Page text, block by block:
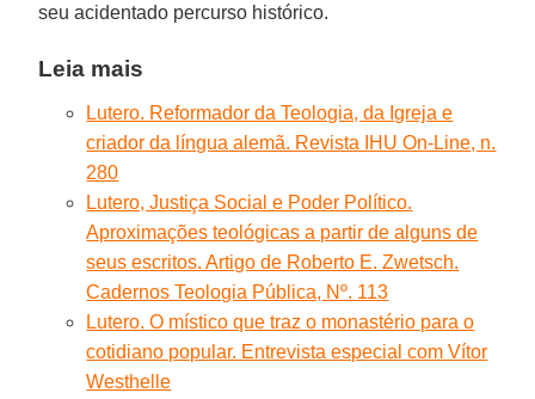
seu acidentado percurso histórico.
Leia mais
Lutero. Reformador da Teologia, da Igreja e
criador da língua alemã. Revista IHU On-Line, n.
280
Lutero, Justiça Social e Poder Político.
Aproximações teológicas a partir de alguns de
seus escritos. Artigo de Roberto E. Zwetsch.
Cadernos Teologia Pública, Nº. 113
Lutero. O místico que traz o monastério para o
cotidiano popular. Entrevista especial com Vítor
Westhelle